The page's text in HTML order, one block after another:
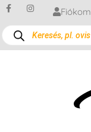
Fiókom